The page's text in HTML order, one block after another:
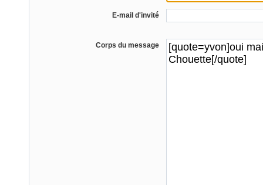
E-mail d'invité
Corps du message